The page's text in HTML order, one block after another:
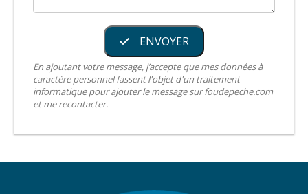
ENVOYER
En ajoutant votre message, j’accepte que mes données à
caractère personnel fassent l'objet d'un traitement
informatique pour ajouter le message sur foudepeche.com
et me recontacter.